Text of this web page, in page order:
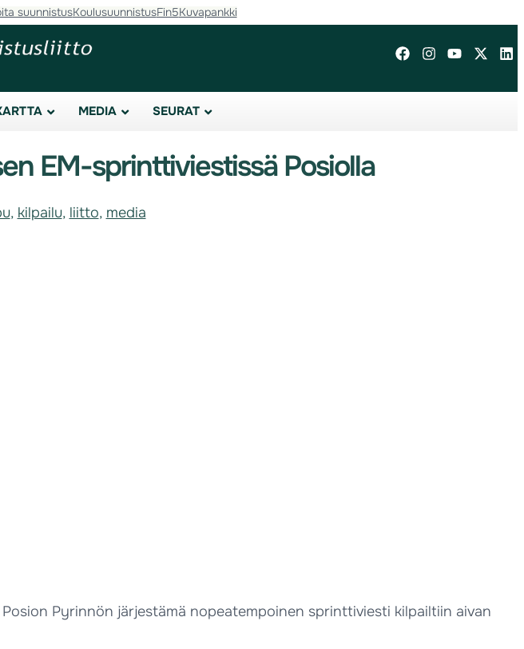
suunnistusKoulusuunnistusFin5Kuvapankki
MEDIA SEURAT
EM-sprinttiviestissä Posiolla
, kilpailu, liitto, media
Pyrinnön järjestämä nopeatempoinen sprinttiviesti kilpailtiin aivan